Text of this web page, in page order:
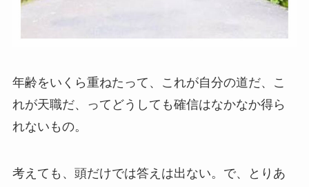
年齢をいくら重ねたって、これが自分の道だ、こ
れが天職だ、ってどうしても確信はなかなか得ら
れないもの。
考えても、頭だけでは答えは出ない。で、とりあ